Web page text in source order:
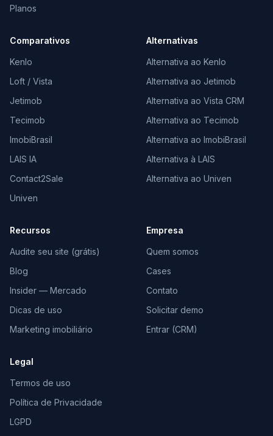
Planos
Comparativos
Kenlo
Loft / Vista
Jetimob
Tecimob
ImobiBrasil
LAIS IA
Contact2Sale
Univen
Alternativas
Alternativa ao Kenlo
Alternativa ao Jetimob
Alternativa ao Vista CRM
Alternativa ao Tecimob
Alternativa ao ImobiBrasil
Alternativa à LAIS
Alternativa ao Univen
Recursos
Audite seu site (grátis)
Blog
Insider — Mercado
Dicas de uso
Marketing imobiliário
Empresa
Quem somos
Cases
Contato
Solicitar demo
Entrar (CRM)
Legal
Termos de uso
Política de Privacidade
LGPD